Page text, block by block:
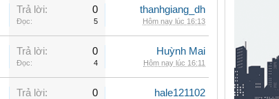
Trả lời: 0
Đọc: 5
thanhgiang_dh
Hôm nay lúc 16:13
Trả lời: 0
Đọc: 4
Huỳnh Mai
Hôm nay lúc 16:11
Trả lời: 0 hale121102